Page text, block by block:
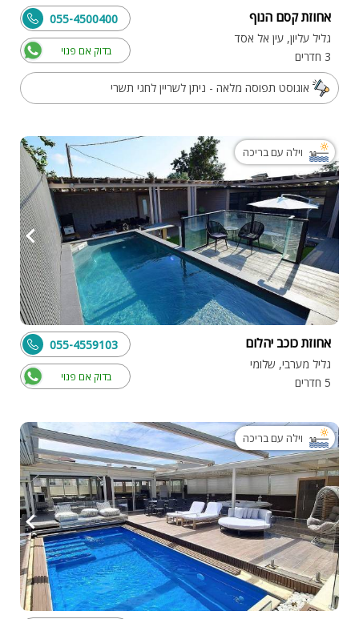
אחוזת קסם הנוף
גליל עליון, עין אל אסד
3 חדרים
בדוק אם פנוי
055-4500400
אוגוסט תפוסה מלאה - ניתן לשריין לחגי תשרי
וילה עם בריכה
אחוזת כוכב יהלום
גליל מערבי, שלומי
5 חדרים
בדוק אם פנוי
055-4559103
וילה עם בריכה